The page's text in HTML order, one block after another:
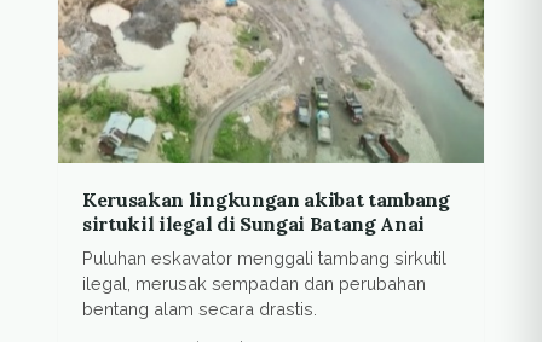
Kerusakan lingkungan akibat tambang
sirtukil ilegal di Sungai Batang Anai
Puluhan eskavator menggali tambang sirkutil
ilegal, merusak sempadan dan perubahan
bentang alam secara drastis.